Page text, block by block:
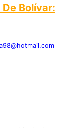
De Bolívar: